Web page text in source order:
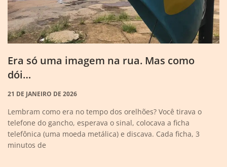
Era só uma imagem na rua. Mas como
dói…
21 DE JANEIRO DE 2026
Lembram como era no tempo dos orelhões? Você tirava o
telefone do gancho, esperava o sinal, colocava a ficha
telefônica (uma moeda metálica) e discava. Cada ficha, 3
minutos de